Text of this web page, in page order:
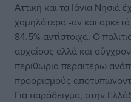
Αττική και τα Ιόνια Νησιά
χαμηλότερα -αν και
84,5% αντίστοιχα. Ο
αρχαίους αλλά και
περιθώρια περαιτέρω
προορισμούς
Για παράδειγμα, στην